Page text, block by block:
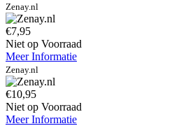
Zenay.nl
€7,95
Niet op Voorraad
Meer Informatie
Zenay.nl
€10,95
Niet op Voorraad
Meer Informatie